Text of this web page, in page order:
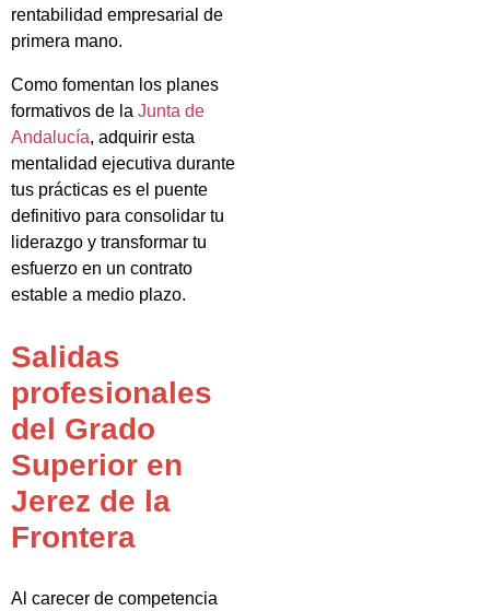
rentabilidad empresarial de
primera mano.
Como fomentan los planes
formativos de la Junta de
Andalucía, adquirir esta
mentalidad ejecutiva durante
tus prácticas es el puente
definitivo para consolidar tu
liderazgo y transformar tu
esfuerzo en un contrato
estable a medio plazo.
Salidas
profesionales
del Grado
Superior en
Jerez de la
Frontera
Al carecer de competencia